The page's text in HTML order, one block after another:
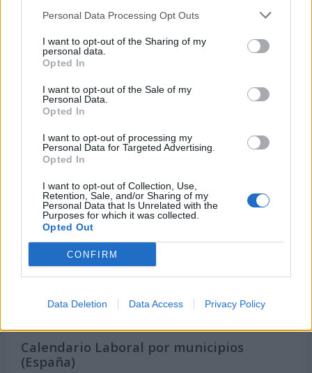
Personal Data Processing Opt Outs
I want to opt-out of the Sharing of my
personal data.
Opted In
I want to opt-out of the Sale of my
Personal Data.
Opted In
I want to opt-out of processing my
Personal Data for Targeted Advertising.
Opted In
I want to opt-out of Collection, Use,
Retention, Sale, and/or Sharing of my
Personal Data that Is Unrelated with the
Purposes for which it was collected.
Opted Out
CONFIRM
Data Deletion Data Access Privacy Policy
Noticias y actualidad sobre Días
Onomástica. Todos los santos
Semanas Internacionales
Años Internacionales
Qué se celebra el día de mi cumpleaños
Eventos internacionales de cultura
Los mejores canales de Youtube según
nuestra audiencia. ¡Participa!
Crea una cuenta atrás para el evento que
quieras
¿Qué día crearías tu?
Calendario Laboral por municipios
(España)